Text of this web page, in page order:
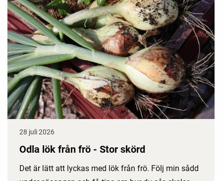
28 juli 2026
Odla lök från frö - Stor skörd
Det är lätt att lyckas med lök från frö. Följ min sådd